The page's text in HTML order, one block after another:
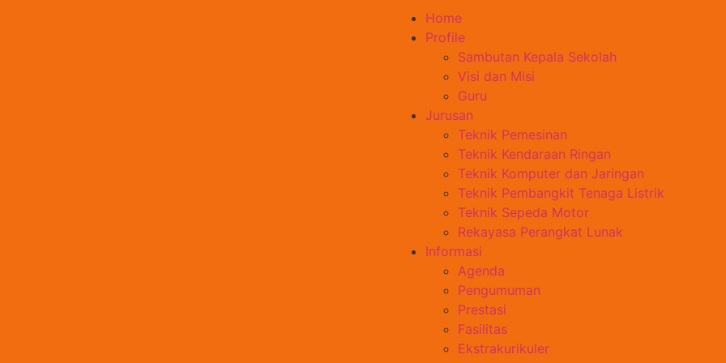
Home
Profile
Sambutan Kepala Sekolah
Visi dan Misi
Guru
Jurusan
Teknik Pemesinan
Teknik Kendaraan Ringan
Teknik Komputer dan Jaringan
Teknik Pembangkit Tenaga Listrik
Teknik Sepeda Motor
Rekayasa Perangkat Lunak
Informasi
Agenda
Pengumuman
Prestasi
Fasilitas
Ekstrakurikuler